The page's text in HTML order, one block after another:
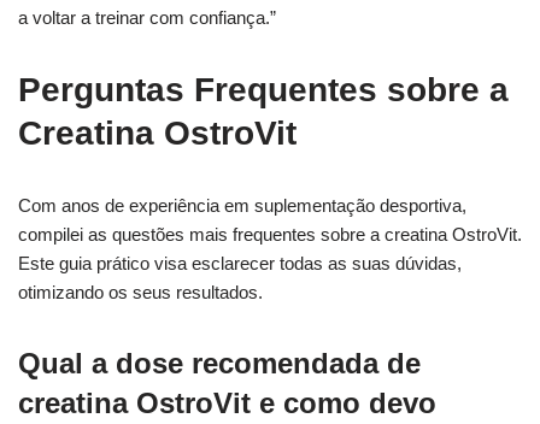
a voltar a treinar com confiança.”
Perguntas Frequentes sobre a
Creatina OstroVit
Com anos de experiência em suplementação desportiva,
compilei as questões mais frequentes sobre a creatina OstroVit.
Este guia prático visa esclarecer todas as suas dúvidas,
otimizando os seus resultados.
Qual a dose recomendada de
creatina OstroVit e como devo